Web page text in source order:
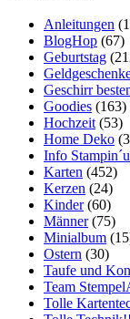
Anleitungen
BlogHop (67)
Geburtstag
Geschirr
Goodies (163)
Hochzeit (53)
Home Deko
Info
Karten (452)
Kerzen (24)
Kinder(60)
Männer(75)
Minialbum
Ostern (30)
Taufe und
Team
Tolle